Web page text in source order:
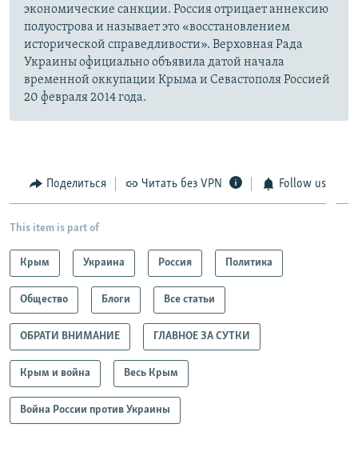
экономические санкции. Россия отрицает аннексию
полуострова и называет это «восстановлением
исторической справедливости». Верховная Рада
Украины официально объявила датой начала
временной оккупации Крыма и Севастополя Россией
20 февраля 2014 года.
Поделиться Читать без VPN Follow us
This item is part of
Крым Украина Россия Политика
Общество Блоги Все статьи
ОБРАТИ ВНИМАНИЕ ГЛАВНОЕ ЗА СУТКИ
Крым и война Весь Крым
Война России против Украины